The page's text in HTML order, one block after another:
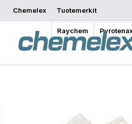
Chemelex Tuotemerkit
Raychem
Pyydä tarjous
Mistä ostaa
Yleiskatsaus